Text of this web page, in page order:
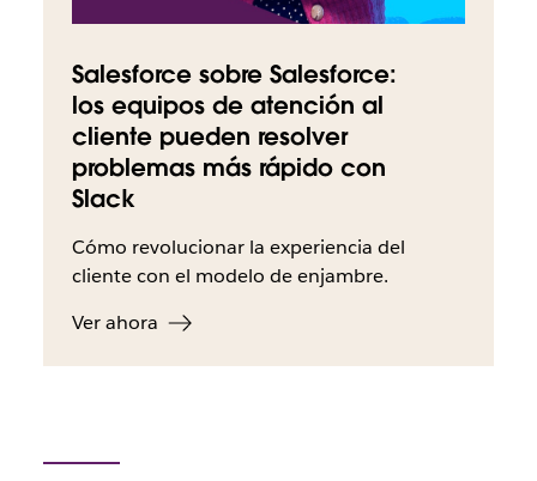
Salesforce sobre Salesforce:
los equipos de atención al
cliente pueden resolver
problemas más rápido con
Slack
Cómo revolucionar la experiencia del
cliente con el modelo de enjambre.
Ver ahora